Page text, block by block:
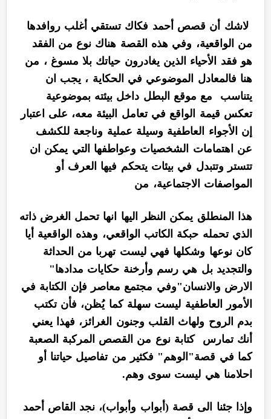
لاشك أن قصص أحمد فكاك تستقي أغلب روافدها
من الواقعية، وفي هذه القصة هناك نوع من الفقد
هو فقد الأحياء الذين يغادرون حياتك بلا مسوغ ، من
هنا فالمعادل الموضوعي في الحكاية ، يجب ان
يتناسب مع موقع البطل داخل بيئته بموضوعية
تعكس قيمة الواقع في تعامل البيئة معه، على اعتبار
إن الأجواء العاطفية وسيلة عملية وناجعة للكشف
عن اهتمامات الشخصيات وعواطفها التي يمكن ان
تتستر وتتبدل في بيئات يتحكم فيها العرف أو
المواصفات الاجتماعية، من
هذا المنطلق يمكن النظر اليها انها تحمل الغرض ذاته
الذي تحمله حبكة الكاتب الواقعي، وهذه الواقعية أيا
كان نوعها وشكلها فهي ليست تهربا من الحداثة
والتجديد بل هي رسم وأرخنة حكايات مدادها"
الارض والانسان"وفي مجتمع معاصر فإن الكتابة في
الأمور العاطفية ليست سهلة كما يُظن، فأن تكتب
بدم الروح ولهاث القلب وجنون الغرائز، فهذا يعني
أنك تمارس كتابة نوع من القصص المركبة الصعبة
كما في قصة"الوهم" فكثير من تفاصيل حياتنا أو
احلامنا هي ليست سوى وهم.
وإذا جئنا الى قصة (أبواب وأبواب)، نجد القاص أحمد